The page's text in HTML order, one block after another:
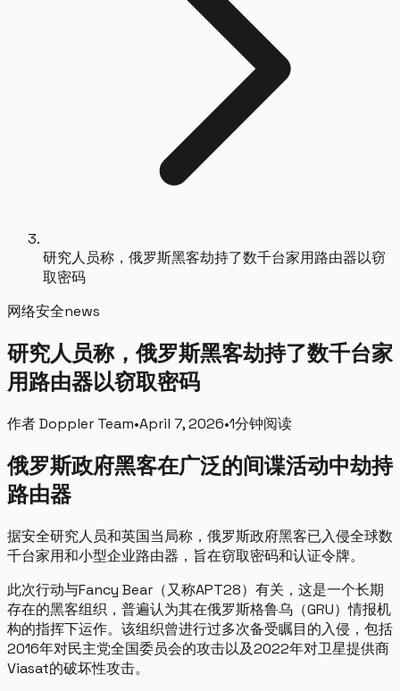
研究人员称，俄罗斯黑客劫持了数千台家用路由器以窃
取密码
网络安全news
研究人员称，俄罗斯黑客劫持了数千台家
用路由器以窃取密码
作者Doppler Team•April 7, 2026•1分钟阅读
俄罗斯政府黑客在广泛的间谍活动中劫持
路由器
据安全研究人员和英国当局称，俄罗斯政府黑客已入侵全球数
千台家用和小型企业路由器，旨在窃取密码和认证令牌。
此次行动与Fancy Bear（又称APT28）有关，这是一个长期
存在的黑客组织，普遍认为其在俄罗斯格鲁乌（GRU）情报机
构的指挥下运作。该组织曾进行过多次备受瞩目的入侵，包括
2016年对民主党全国委员会的攻击以及2022年对卫星提供商
Viasat的破坏性攻击。